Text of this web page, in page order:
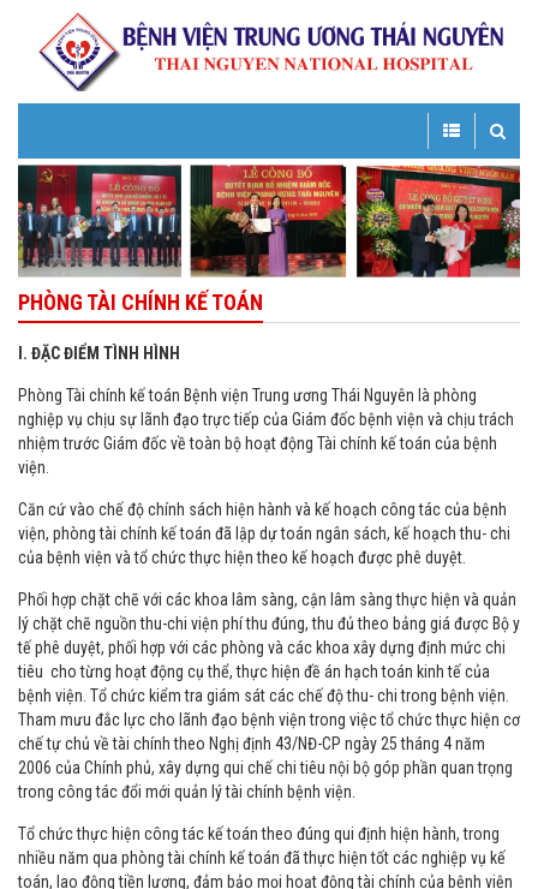
Toggle
Toggle
navigation
PHÒNG TÀI CHÍNH KẾ TOÁN
I. ĐẶC ĐIỂM TÌNH HÌNH
Phòng Tài chính kế toán Bệnh viện Trung ương Thái Nguyên là phòng
nghiệp vụ chịu sự lãnh đạo trực tiếp của Giám đốc bệnh viện và chịu trách
nhiệm trước Giám đốc về toàn bộ hoạt động Tài chính kế toán của bệnh
viện.
Căn cứ vào chế độ chính sách hiện hành và kế hoạch công tác của bệnh
viện, phòng tài chính kế toán đã lập dự toán ngân sách, kế hoạch thu- chi
của bệnh viện và tổ chức thực hiện theo kế hoạch được phê duyệt.
Phối hợp chặt chẽ với các khoa lâm sàng, cận lâm sàng thực hiện và quản
lý chặt chẽ nguồn thu-chi viện phí thu đúng, thu đủ theo bảng giá được Bộ y
tế phê duyệt, phối hợp với các phòng và các khoa xây dựng định mức chi
tiêu cho từng hoạt động cụ thể, thực hiện đề án hạch toán kinh tế của
bệnh viện. Tổ chức kiểm tra giám sát các chế độ thu- chi trong bệnh viện.
Tham mưu đắc lực cho lãnh đạo bệnh viện trong việc tổ chức thực hiện cơ
chế tự chủ về tài chính theo Nghị định 43/NĐ-CP ngày 25 tháng 4 năm
2006 của Chính phủ, xây dựng qui chế chi tiêu nội bộ góp phần quan trọng
trong công tác đổi mới quản lý tài chính bệnh viện.